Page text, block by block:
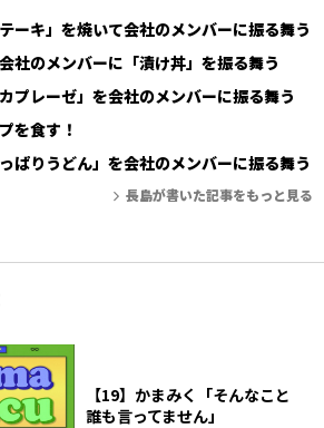
ーキ」を焼いて会社のメンバーに振る舞う
社のメンバーに「漬け丼」を振る舞う
プレーゼ」を会社のメンバーに振る舞う
を食す！
ぱりうどん」を会社のメンバーに振る舞う
長島が書いた記事をもっと見る
【19】かまみく「そんなこと
誰も言ってません」